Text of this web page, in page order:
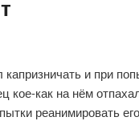
и при
кое-как на нём
реанимировать